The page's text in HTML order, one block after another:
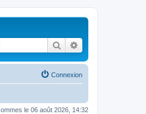
Rechercher
Connexion
le 06 août 2026, 14:32